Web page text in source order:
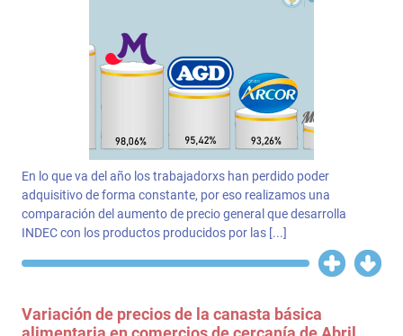
En lo que va del año los trabajadorxs han perdido poder
adquisitivo de forma constante, por eso realizamos una
comparación del aumento de precio general que desarrolla
INDEC con los productos producidos por las [...]
Variación de precios de la canasta básica